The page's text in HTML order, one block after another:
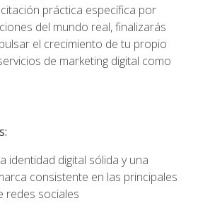
práctica específica por
del mundo real, finalizarás
el crecimiento de tu propio
de marketing digital como
identidad digital sólida y una
consistente en las principales
redes sociales